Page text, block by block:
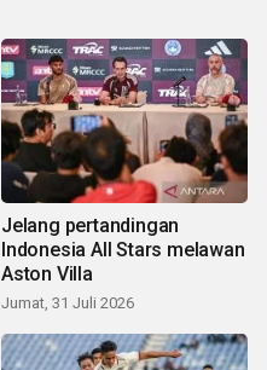
Jelang pertandingan
Indonesia All Stars melawan
Aston Villa
Jumat, 31 Juli 2026